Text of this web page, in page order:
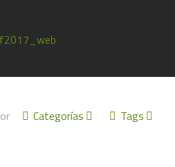
Categorías Tags